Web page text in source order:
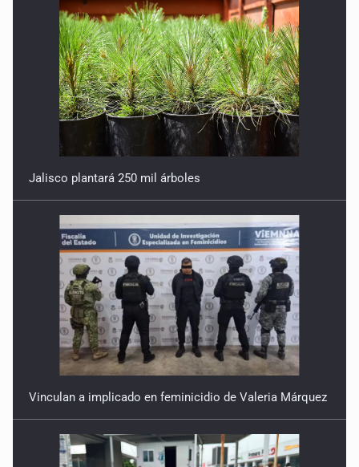
Jalisco plantará 250 mil árboles
Vinculan a implicado en feminicidio de Valeria Márquez